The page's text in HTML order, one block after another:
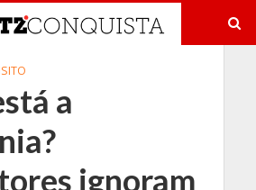
a
ignoram